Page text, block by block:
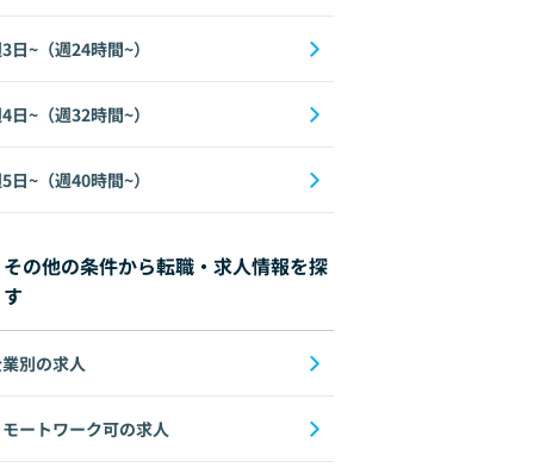
日~（週24時間~）
日~（週32時間~）
日~（週40時間~）
その他の条件から転職・求人情報を探
す
別の求人
モートワーク可の求人